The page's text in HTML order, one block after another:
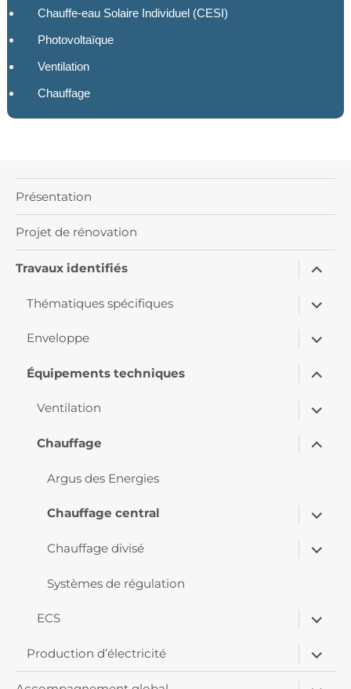
Chauffe-eau Solaire Individuel (CESI)
Photovoltaïque
Ventilation
Chauffage
Présentation
Projet de rénovation
Travaux identifiés
ouvrir
le
menu
Thématiques spécifiques
ouvrir
le
menu
Enveloppe
ouvrir
le
menu
Équipements techniques
ouvrir
le
menu
Ventilation
ouvrir
le
menu
Chauffage
ouvrir
le
Argus des Energies
Chauffage central
ouvrir
le
menu
Chauffage divisé
ouvrir
le
Systèmes de régulation
ECS
ouvrir
le
menu
Production d’électricité
ouvrir
le
sous-
ouvrir